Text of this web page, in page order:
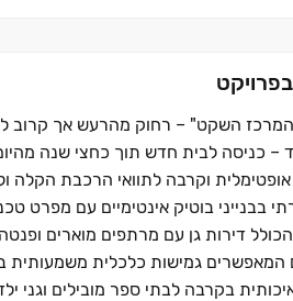
השקט" ‏– רחוק מהרעש אך קרוב
‏– כניסה לבית חדש תוך כחצי שנה
וקרבה לתוואי הרכבת הקלה
בבנייני בוטיק אינטימיים עם מפרט
הכולל דירות גן עם מרתפים מוארים
המאפשרים גמישות כלכלית משמעותית
בקרבה לבתי ספר מובילים וגני